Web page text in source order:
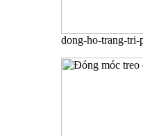
dong-ho-trang-tri-